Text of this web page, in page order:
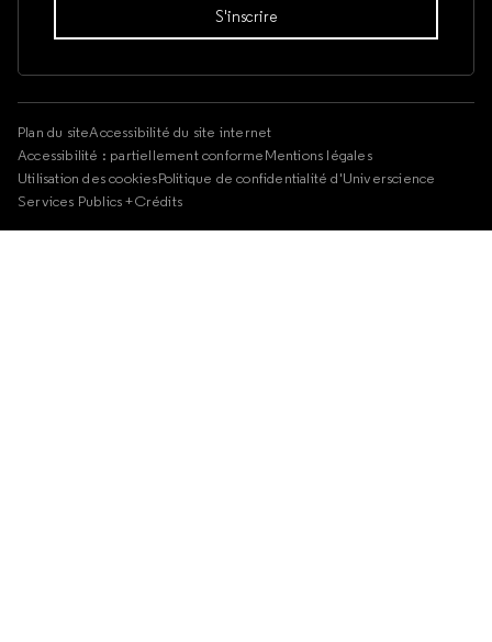
Plan du siteAccessibilité du site internet
Accessibilité : partiellement conformeMentions légales
Utilisation des cookiesPolitique de confidentialité d'Universcience
Services Publics +Crédits